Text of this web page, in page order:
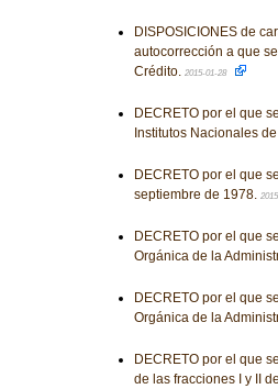
DISPOSICIONES de
autocorrección a que
Crédito. 2015-01-28
DECRETO por el que
Institutos Nacionales
DECRETO por el que
septiembre de 1978.
DECRETO por el que
Orgánica de la
DECRETO por el que
Orgánica de la
DECRETO por el que
de las fracciones I y II